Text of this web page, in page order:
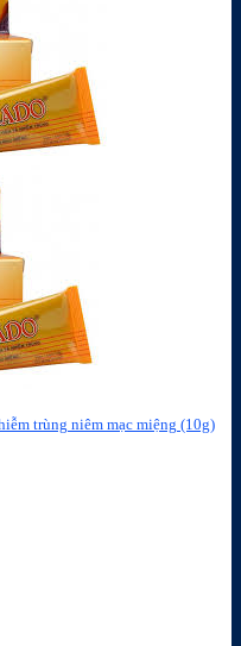
trùng niêm mạc miệng (10g)